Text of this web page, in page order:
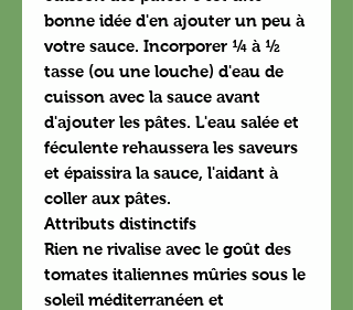
bonne idée d'en ajouter un peu à
votre sauce. Incorporer ¼ à ½
tasse (ou une louche) d'eau de
cuisson avec la sauce avant
d'ajouter les pâtes. L'eau salée et
féculente rehaussera les saveurs
et épaissira la sauce, l'aidant à
coller aux pâtes.
Attributs distinctifs
Rien ne rivalise avec le goût des
tomates italiennes mûries sous le
soleil méditerranéen et